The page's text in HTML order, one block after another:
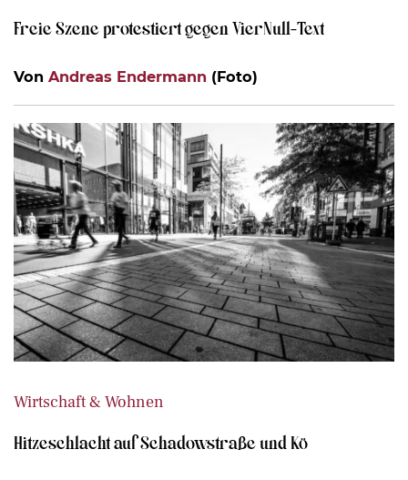
Freie Szene protestiert gegen VierNull-Text
Von Andreas Endermann (Foto)
Wirtschaft & Wohnen
Hitzeschlacht auf Schadowstraße und Kö